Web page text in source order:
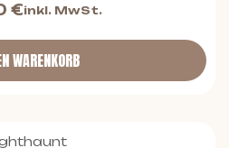
€inkl. MwSt.
WARENKORB